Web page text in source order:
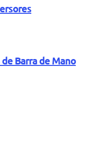
Barra de Mano